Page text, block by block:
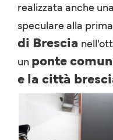
realizzata anche una
speculare alla
di Brescia
un ponte
e la città